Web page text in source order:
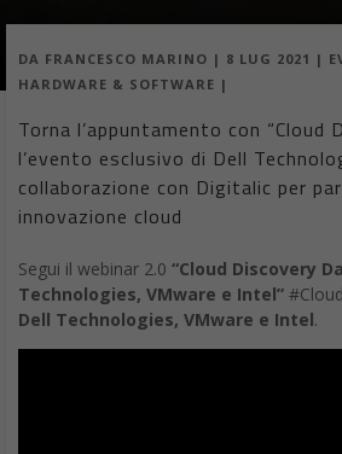
DA FRANCESCO MARINO | 8 LUG 2021 |
HARDWARE & SOFTWARE |
Torna l’appuntamento con “Cloud
l’evento esclusivo di Dell
collaborazione con Digitalic per
innovazione cloud
Segui il webinar 2.0 “Cloud Discovery
Technologies, VMware e Intel”
Dell Technologies, VMware e Intel.